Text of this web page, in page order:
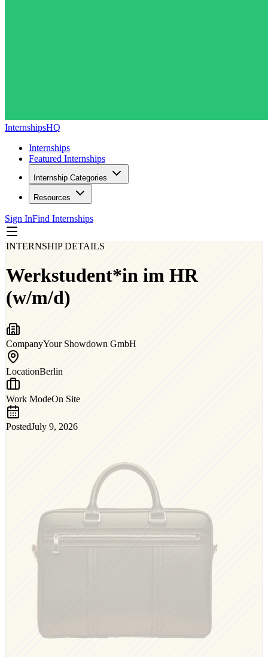
InternshipsHQ
Internships
Featured Internships
Internship Categories
Resources
Sign InFind Internships
INTERNSHIP DETAILS
Werkstudent*in im HR
(w/m/d)
CompanyYour Showdown GmbH
LocationBerlin
Work ModeOn Site
PostedJuly 9, 2026